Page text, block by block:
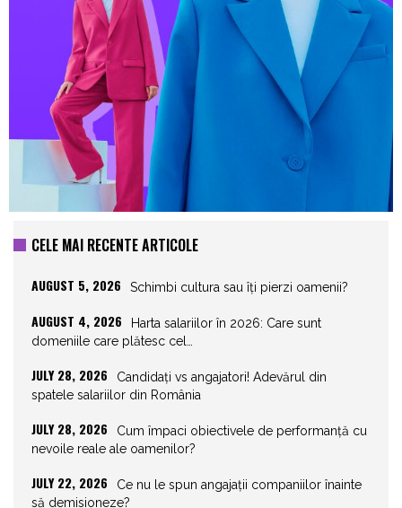
CELE MAI RECENTE ARTICOLE
AUGUST 5, 2026 Schimbi cultura sau îți pierzi oamenii?
AUGUST 4, 2026
Harta salariilor în 2026: Care sunt
domeniile care plătesc cel…
JULY 28, 2026
Candidați vs angajatori! Adevărul din
spatele salariilor din România
JULY 28, 2026
Cum împaci obiectivele de performanță cu
nevoile reale ale oamenilor?
JULY 22, 2026
Ce nu le spun angajații companiilor înainte
să demisioneze?